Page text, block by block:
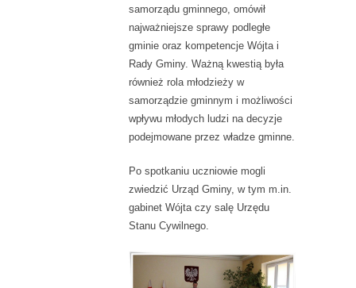
samorządu gminnego, omówił
najważniejsze sprawy podległe
gminie oraz kompetencje Wójta i
Rady Gminy. Ważną kwestią była
również rola młodzieży w
samorządzie gminnym i możliwości
wpływu młodych ludzi na decyzje
podejmowane przez władze gminne.
Po spotkaniu uczniowie mogli
zwiedzić Urząd Gminy, w tym m.in.
gabinet Wójta czy salę Urzędu
Stanu Cywilnego.